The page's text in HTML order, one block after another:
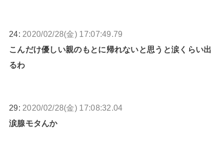
24: 2020/02/28(金) 17:07:49.79
こんだけ優しい親のもとに帰れないと思うと涙くらい出
るわ
29: 2020/02/28(金) 17:08:32.04
涙腺モタんか